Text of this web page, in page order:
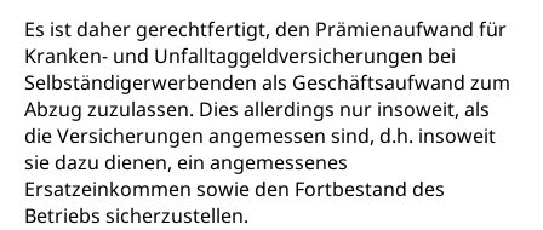
Es ist daher gerechtfertigt, den Prämienaufwand für
Kranken- und Unfalltaggeldversicherungen bei
Selbständigerwerbenden als Geschäftsaufwand zum
Abzug zuzulassen. Dies allerdings nur insoweit, als
die Versicherungen angemessen sind, d.h. insoweit
sie dazu dienen, ein angemessenes
Ersatzeinkommen sowie den Fortbestand des
Betriebs sicherzustellen.
Beschwerde Strassenverkehrsamt
Beschwerdestelle Spitäler
Schlichtungsstelle SEG
Rassismus
Diskriminierung, Fremdenfeindlichkeit,
Gleichberechtigung
Anlaufstelle Schutz vor Diskriminierung
(fabia)
Schutz vor Diskriminierung
Strafregister und Strafverfahren
Strafrecht, Strafrechtspflege, Gerichtsverfahren,
Strafregistereintrag, Strafregisterauszug,
Kriminalität